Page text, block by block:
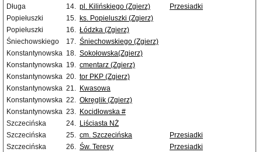
Długa
14. pl. Kilińskiego (Zgierz)
Przesiadki
Popiełuszki
15. ks. Popieluszki (Zgierz)
Popiełuszki
16. Łódzka (Zgierz)
Śniechowskiego
17. Śniechowskiego (Zgierz)
Konstantynowska 18. Sokołowska(Zgierz)
Konstantynowska 19. cmentarz (Zgierz)
Konstantynowska 20. tor PKP (Zgierz)
Konstantynowska 21. Kwasowa
Konstantynowska 22. Okręglik (Zgierz)
Konstantynowska 23. Kocidłowska #
Szczecińska
24. Liściasta NŻ
Szczecińska
25. cm. Szczecińska
Przesiadki
Szczecińska
26. Św. Teresy
Przesiadki